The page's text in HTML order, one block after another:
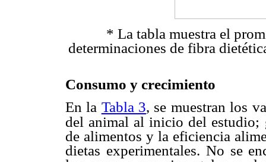
* La tabla muestra el
determinaciones de fibra
Consumo y crecimiento
En la Tabla 3, se muestran los
del animal al inicio del estudio;
de alimentos y la eficiencia
dietas experimentales. No se